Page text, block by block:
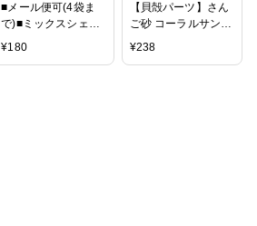
■メール便可(4袋ま
で)■ミックスシェル
【約1.5〜
¥180
【貝殻パーツ】さん
ご砂 コーラルサンド
極小粒タイプ 100g
¥238